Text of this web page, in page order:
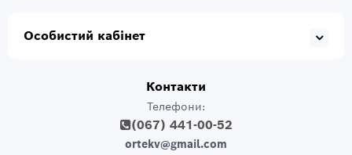
Особистий кабінет
Контакти
Телефони:
(067) 441-00-52
ortekv@gmail.com